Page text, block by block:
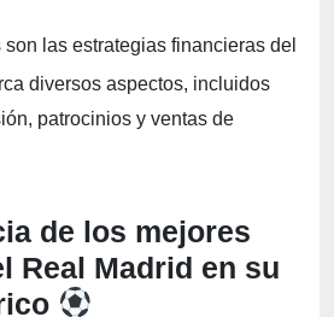
son las estrategias financieras del
diversos aspectos, incluidos
patrocinios y ventas de
de los mejores
Real Madrid en su